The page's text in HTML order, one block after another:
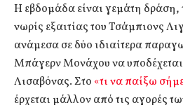
Η εβδομάδα είναι γεμάτη δράση,
νωρίς εξαιτίας του Τσάμπιονς
ανάμεσα σε δύο ιδιαίτερα
Μπάγερν Μονάχου να
Λισαβόνας. Στο «τι να παίξω
έρχεται μάλλον από τις αγορές